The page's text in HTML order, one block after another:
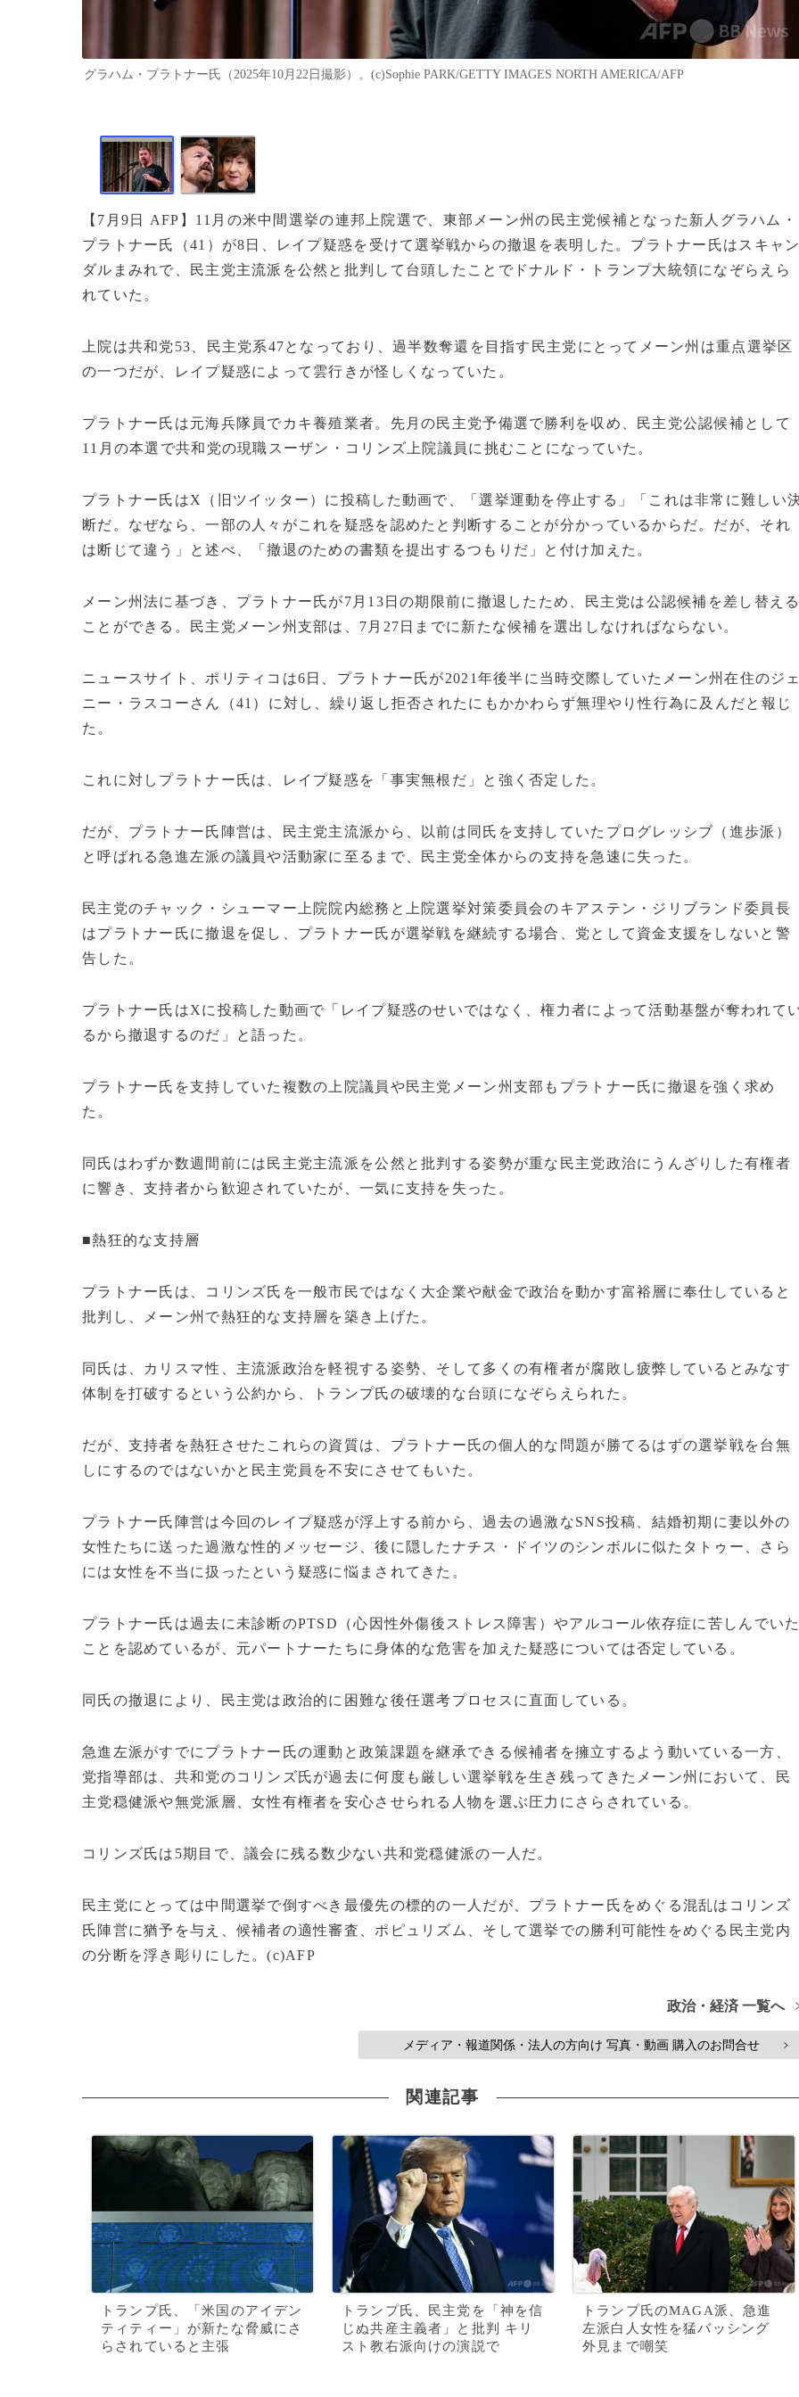
グラハム・プラトナー氏（2025年10月22日撮影）。(c)Sophie PARK/GETTY IMAGES NORTH AMERICA/AFP
【7月9日 AFP】11月の米中間選挙の連邦上院選で、東部メーン州の民主党候補となった新人グラハム・
プラトナー氏（41）が8日、レイプ疑惑を受けて選挙戦からの撤退を表明した。プラトナー氏はスキャ
ダルまみれで、民主党主流派を公然と批判して台頭したことでドナルド・トランプ大統領になぞらえら
れていた。
上院は共和党53、民主党系47となっており、過半数奪還を目指す民主党にとってメーン州は重点選挙区
の一つだが、レイプ疑惑によって雲行きが怪しくなっていた。
プラトナー氏は元海兵隊員でカキ養殖業者。先月の民主党予備選で勝利を収め、民主党公認候補として
11月の本選で共和党の現職スーザン・コリンズ上院議員に挑むことになっていた。
プラトナー氏はX（旧ツイッター）に投稿した動画で、「選挙運動を停止する」「これは非常に難しい
断だ。なぜなら、一部の人々がこれを疑惑を認めたと判断することが分かっているからだ。だが、それ
は断じて違う」と述べ、「撤退のための書類を提出するつもりだ」と付け加えた。
メーン州法に基づき、プラトナー氏が7月13日の期限前に撤退したため、民主党は公認候補を差し替え
ことができる。民主党メーン州支部は、7月27日までに新たな候補を選出しなければならない。
ニュースサイト、ポリティコは6日、プラトナー氏が2021年後半に当時交際していたメーン州在住のジ
ニー・ラスコーさん（41）に対し、繰り返し拒否されたにもかかわらず無理やり性行為に及んだと報じ
た。
これに対しプラトナー氏は、レイプ疑惑を「事実無根だ」と強く否定した。
だが、プラトナー氏陣営は、民主党主流派から、以前は同氏を支持していたプログレッシブ（進歩派）
と呼ばれる急進左派の議員や活動家に至るまで、民主党全体からの支持を急速に失った。
民主党のチャック・シューマー上院院内総務と上院選挙対策委員会のキアステン・ジリブランド委員長
はプラトナー氏に撤退を促し、プラトナー氏が選挙戦を継続する場合、党として資金支援をしないと警
告した。
プラトナー氏はXに投稿した動画で「レイプ疑惑のせいではなく、権力者によって活動基盤が奪われて
るから撤退するのだ」と語った。
プラトナー氏を支持していた複数の上院議員や民主党メーン州支部もプラトナー氏に撤退を強く求め
た。
同氏はわずか数週間前には民主党主流派を公然と批判する姿勢が重な民主党政治にうんざりした有権者
に響き、支持者から歓迎されていたが、一気に支持を失った。
■熱狂的な支持層
プラトナー氏は、コリンズ氏を一般市民ではなく大企業や献金で政治を動かす富裕層に奉仕していると
批判し、メーン州で熱狂的な支持層を築き上げた。
同氏は、カリスマ性、主流派政治を軽視する姿勢、そして多くの有権者が腐敗し疲弊しているとみなす
体制を打破するという公約から、トランプ氏の破壊的な台頭になぞらえられた。
だが、支持者を熱狂させたこれらの資質は、プラトナー氏の個人的な問題が勝てるはずの選挙戦を台無
しにするのではないかと民主党員を不安にさせてもいた。
プラトナー氏陣営は今回のレイプ疑惑が浮上する前から、過去の過激なSNS投稿、結婚初期に妻以外の
女性たちに送った過激な性的メッセージ、後に隠したナチス・ドイツのシンボルに似たタトゥー、さら
には女性を不当に扱ったという疑惑に悩まされてきた。
プラトナー氏は過去に未診断のPTSD（心因性外傷後ストレス障害）やアルコール依存症に苦しんでい
ことを認めているが、元パートナーたちに身体的な危害を加えた疑惑については否定している。
同氏の撤退により、民主党は政治的に困難な後任選考プロセスに直面している。
急進左派がすでにプラトナー氏の運動と政策課題を継承できる候補者を擁立するよう動いている一方、
党指導部は、共和党のコリンズ氏が過去に何度も厳しい選挙戦を生き残ってきたメーン州において、民
主党穏健派や無党派層、女性有権者を安心させられる人物を選ぶ圧力にさらされている。
コリンズ氏は5期目で、議会に残る数少ない共和党穏健派の一人だ。
民主党にとっては中間選挙で倒すべき最優先の標的の一人だが、プラトナー氏をめぐる混乱はコリンズ
氏陣営に猶予を与え、候補者の適性審査、ポピュリズム、そして選挙での勝利可能性をめぐる民主党内
の分断を浮き彫りにした。(c)AFP
政治・経済 一覧へ
メディア・報道関係・法人の方向け 写真・動画 購入のお問合せ >
関連記事
トランプ氏、「米国のアイデン
ティティー」が新たな脅威にさ
らされていると主張
トランプ氏、民主党を「神を信
じぬ共産主義者」と批判 キリ
スト教右派向けの演説で
トランプ氏のMAGA派、急進
左派白人女性を猛バッシング
外見まで嘲笑